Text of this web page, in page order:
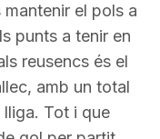
el pols a
punts a tenir en
reusencs és el
amb un total
Tot i que